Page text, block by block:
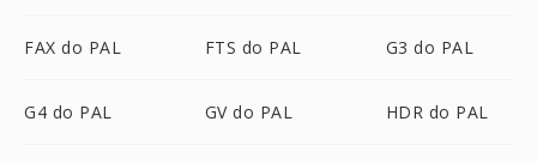
FAX do PAL FTS do PAL G3 do PAL
G4 do PAL GV do PAL HDR do PAL